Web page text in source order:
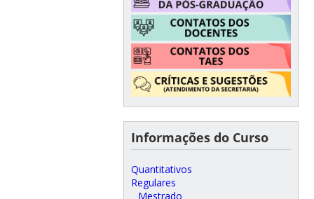
Informações do Curso
Quantitativos
Regulares
Mestrado